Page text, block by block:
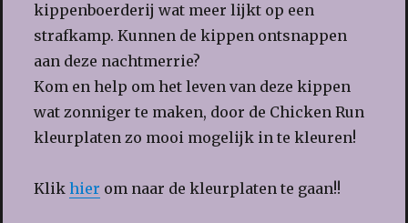
kippenboerderij wat meer lijkt op een
strafkamp. Kunnen de kippen ontsnappen
aan deze nachtmerrie?
Kom en help om het leven van deze kippen
wat zonniger te maken, door de Chicken Run
kleurplaten zo mooi mogelijk in te kleuren!
Klik hier om naar de kleurplaten te gaan!!